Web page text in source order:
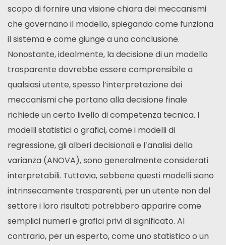
scopo di fornire una visione chiara dei meccanismi
che governano il modello, spiegando come funziona
il sistema e come giunge a una conclusione.
Nonostante, idealmente, la decisione di un modello
trasparente dovrebbe essere comprensibile a
qualsiasi utente, spesso l’interpretazione dei
meccanismi che portano alla decisione finale
richiede un certo livello di competenza tecnica. I
modelli statistici o grafici, come i modelli di
regressione, gli alberi decisionali e l’analisi della
varianza (ANOVA), sono generalmente considerati
interpretabili. Tuttavia, sebbene questi modelli siano
intrinsecamente trasparenti, per un utente non del
settore i loro risultati potrebbero apparire come
semplici numeri e grafici privi di significato. Al
contrario, per un esperto, come uno statistico o un